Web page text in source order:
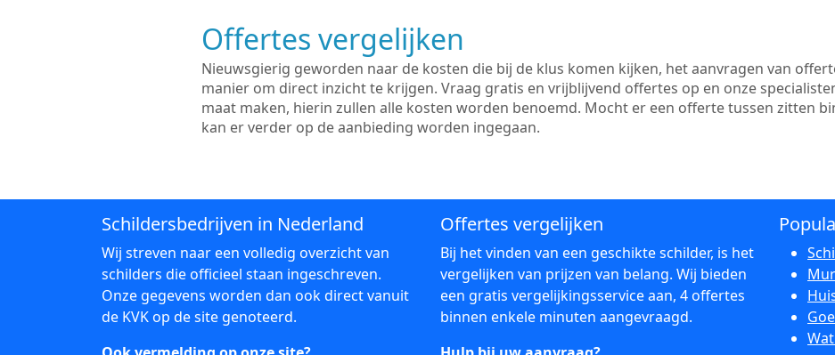
Offertes vergelijken
Nieuwsgierig geworden naar de kosten die bij de klus komen kijken, het aanvragen van
manier om direct inzicht te krijgen. Vraag gratis en vrijblijvend offertes op en onze
maat maken, hierin zullen alle kosten worden benoemd. Mocht er een offerte tussen zitten
kan er verder op de aanbieding worden ingegaan.
Schildersbedrijven in Nederland
Wij streven naar een volledig overzicht van
schilders die officieel staan ingeschreven.
Onze gegevens worden dan ook direct vanuit
de KVK op de site genoteerd.
Offertes vergelijken
Bij het vinden van een geschikte schilder, is het
vergelijken van prijzen van belang. Wij bieden
een gratis vergelijkingsservice aan, 4 offertes
binnen enkele minuten aangevraagd.